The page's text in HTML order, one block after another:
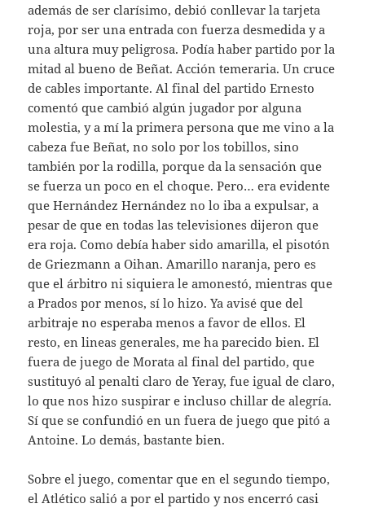
además de ser clarísimo, debió conllevar la tarjeta
roja, por ser una entrada con fuerza desmedida y a
una altura muy peligrosa. Podía haber partido por la
mitad al bueno de Beñat. Acción temeraria. Un cruce
de cables importante. Al final del partido Ernesto
comentó que cambió algún jugador por alguna
molestia, y a mí la primera persona que me vino a la
cabeza fue Beñat, no solo por los tobillos, sino
también por la rodilla, porque da la sensación que
se fuerza un poco en el choque. Pero… era evidente
que Hernández Hernández no lo iba a expulsar, a
pesar de que en todas las televisiones dijeron que
era roja. Como debía haber sido amarilla, el pisotón
de Griezmann a Oihan. Amarillo naranja, pero es
que el árbitro ni siquiera le amonestó, mientras que
a Prados por menos, sí lo hizo. Ya avisé que del
arbitraje no esperaba menos a favor de ellos. El
resto, en lineas generales, me ha parecido bien. El
fuera de juego de Morata al final del partido, que
sustituyó al penalti claro de Yeray, fue igual de claro,
lo que nos hizo suspirar e incluso chillar de alegría.
Sí que se confundió en un fuera de juego que pitó a
Antoine. Lo demás, bastante bien.
Sobre el juego, comentar que en el segundo tiempo,
el Atlético salió a por el partido y nos encerró casi